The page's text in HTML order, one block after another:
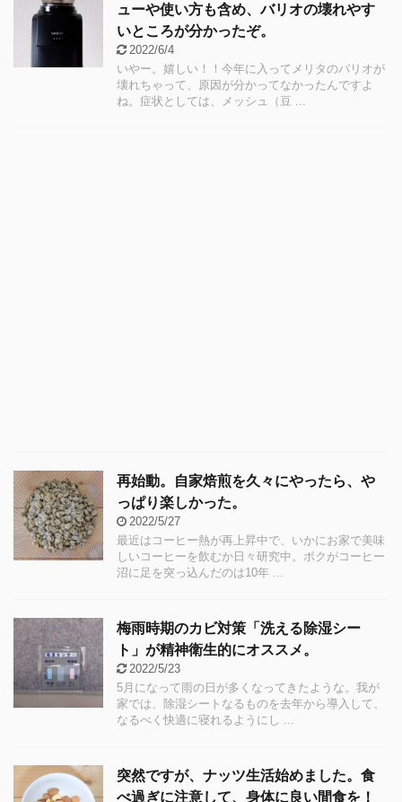
ューや使い方も含め、バリオの壊れやす
いところが分かったぞ。
2022/6/4
いやー。嬉しい！！今年に入ってメリタのバリオが
壊れちゃって、原因が分かってなかったんですよ
ね。症状としては、メッシュ（豆 ...
再始動。自家焙煎を久々にやったら、や
っぱり楽しかった。
2022/5/27
最近はコーヒー熱が再上昇中で、いかにお家で美味
しいコーヒーを飲むか日々研究中。ボクがコーヒー
沼に足を突っ込んだのは10年 ...
梅雨時期のカビ対策「洗える除湿シー
ト」が精神衛生的にオススメ。
2022/5/23
5月になって雨の日が多くなってきたような。我が
家では、除湿シートなるものを去年から導入して、
なるべく快適に寝れるようにし ...
突然ですが、ナッツ生活始めました。食
べ過ぎに注意して、身体に良い間食を！